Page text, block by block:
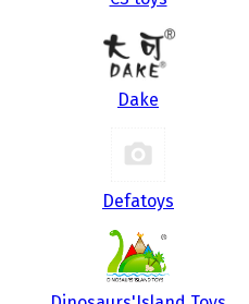
Dake
Defatoys